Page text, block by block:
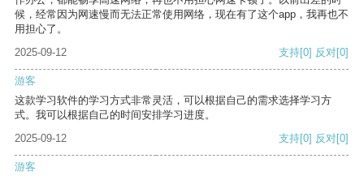
候，经常因为网速慢而无法正常使用网络，现在有了这个app，我再也不
用担心了。
2025-09-12
支持[0] 反对[0]
游客
这款学习软件的学习方式非常灵活，可以根据自己的需求选择学习方
式。我可以根据自己的时间安排学习进度。
2025-09-12
支持[0] 反对[0]
游客